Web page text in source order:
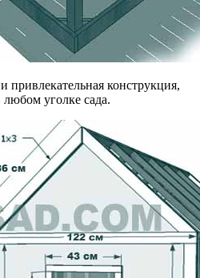
конструкция,
уголке сада.